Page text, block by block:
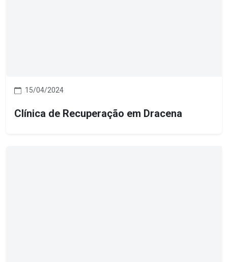
15/04/2024
Clínica de Recuperação em Dracena